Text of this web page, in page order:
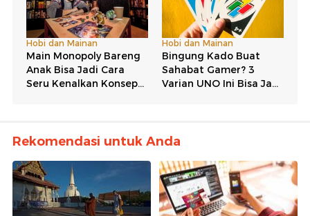
Rekomendasi untuk Anda